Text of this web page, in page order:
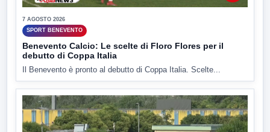
7 AGOSTO 2026
SPORT BENEVENTO
Benevento Calcio: Le scelte di Floro Flores per il
debutto di Coppa Italia
Il Benevento è pronto al debutto di Coppa Italia. Scelte...